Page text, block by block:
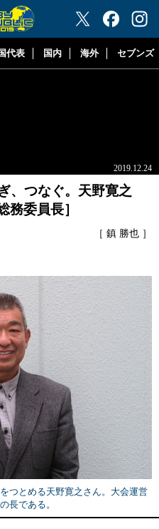
"ラグビーリパブリック"
代表 国内 海外 セブンズ
2019.12.24
、つなぐ。天野寛之
務委員長］
［ 鎮 勝也 ］
つとめる天野寛之さん。大会運営
長である。